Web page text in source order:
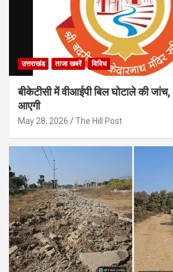
उत्तराखंड ताजा खबरें विविध
बीकेटीसी में वीआईपी बिल घोटाले की जांच,
आएगी
May 28, 2026 The Hill Post